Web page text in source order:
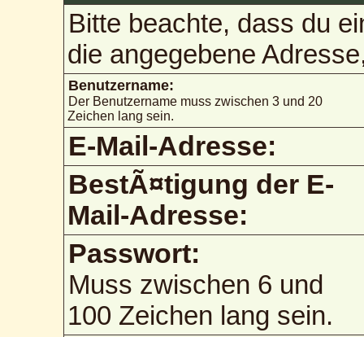
Bitte beachte, dass du
die angegebene
Benutzername:
Der Benutzername muss zwischen 3 und 20
Zeichen lang sein.
E-Mail-Adresse:
BestÃ¤tigung der E-
Mail-Adresse:
Passwort:
Muss zwischen 6 und
100 Zeichen lang sein.